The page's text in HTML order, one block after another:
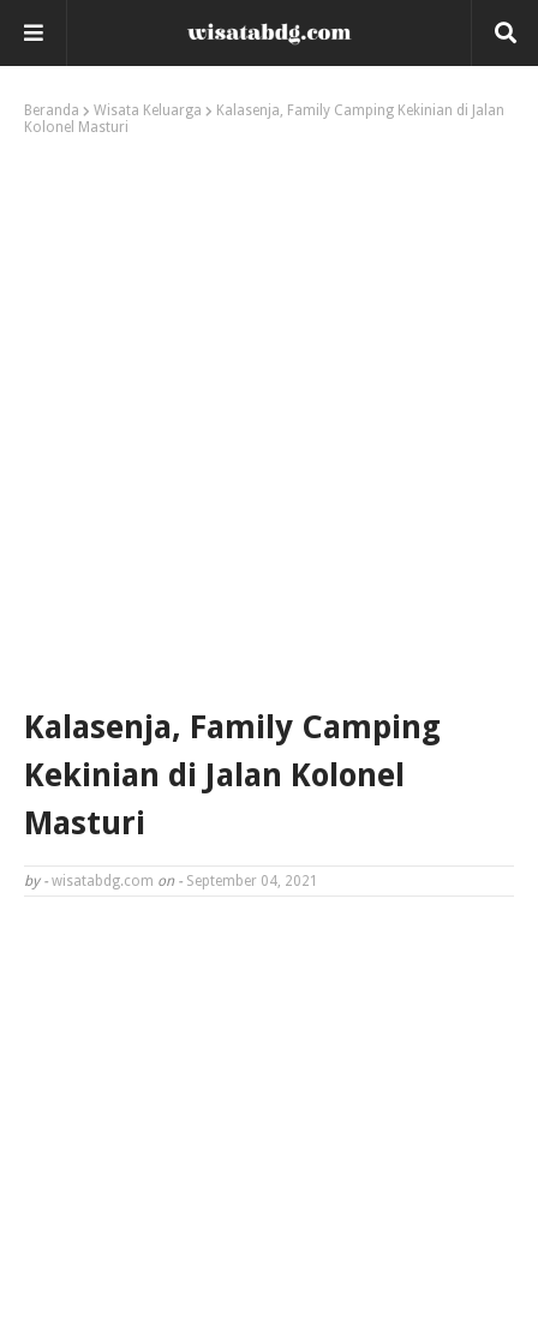
Beranda Wisata Keluarga
Kalasenja, Family Camping Kekinian di Jalan
Kolonel Masturi
Kalasenja, Family Camping
Kekinian di Jalan Kolonel
Masturi
by - wisatabdg.com on - September 04, 2021